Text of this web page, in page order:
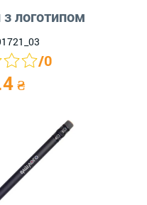
з логотипом
/0
₴